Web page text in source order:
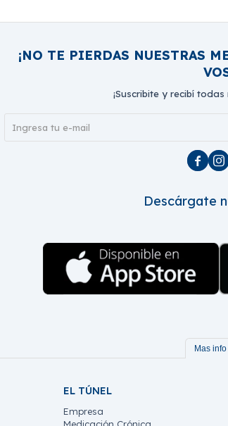
¡NO TE PIERDAS NUESTRAS
¡Suscribite y recibí
 
Descárgate
Mas info
EL TÚNEL
Empresa